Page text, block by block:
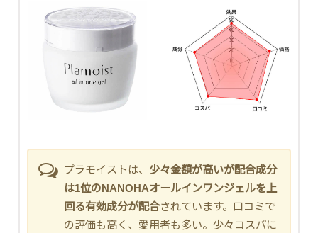
プラモイストは、少々金額が高いが配合成分
は1位のNANOHAオールインワンジェルを上
回る有効成分が配合されています。口コミで
の評価も高く、愛用者も多い。少々コスパに